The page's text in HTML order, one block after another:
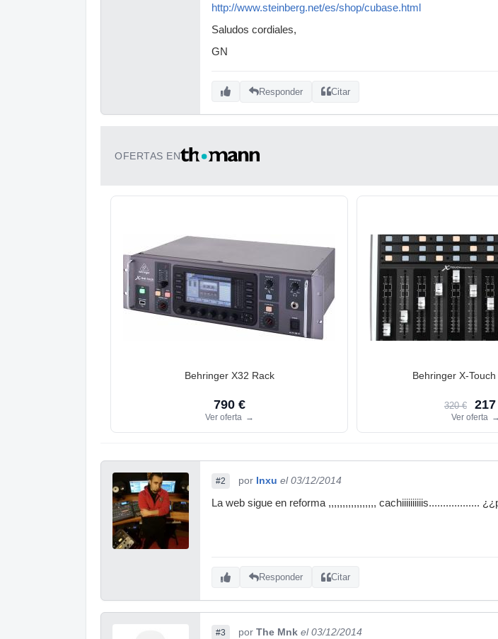
http://www.steinberg.net/es/shop/cubase.html
Saludos cordiales,
GN
Responder Citar
OFERTAS EN
Behringer X32 Rack
790 €
Ver oferta →
Behringer X-
320 €
Ver oferta →
#2 por Inxu el 03/12/2014
La web sigue en reforma ,,,,,,,,,,,,,,,,, cachiiiiiiiiiis..................
Responder Citar
#3 por The Mnk el 03/12/2014